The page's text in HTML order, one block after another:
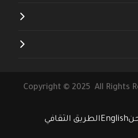
Copyright © 2025 All Rights
Englishالطريق الثقافي